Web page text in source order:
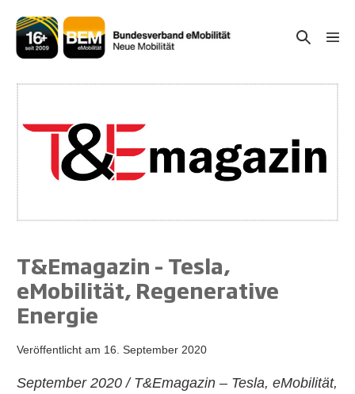
Inhalt
springen
Suche-
T&Emagazin – Tesla,
eMobilität, Regenerative
Energie
Veröffentlicht am 16. September 2020
September 2020 / T&Emagazin – Tesla, eMobilität,